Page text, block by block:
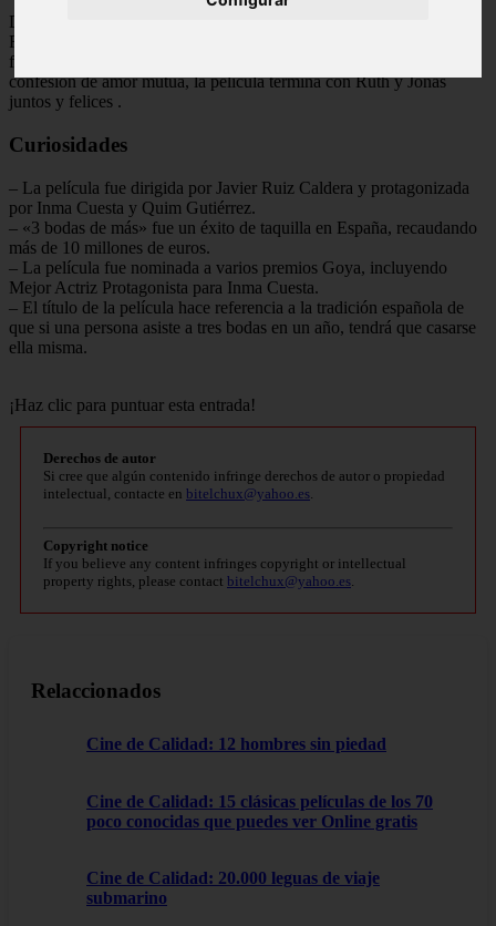
Después de una serie de situaciones cómicas y enredos amorosos,
Ruth finalmente se da cuenta de que el amor de su vida ha estado
frente a ella todo el tiempo: su mejor amigo, Jonás. Después de una
confesión de amor mutua, la película termina con Ruth y Jonás
juntos y felices .
Curiosidades
– La película fue dirigida por Javier Ruiz Caldera y protagonizada
por Inma Cuesta y Quim Gutiérrez.
– «3 bodas de más» fue un éxito de taquilla en España, recaudando
más de 10 millones de euros.
– La película fue nominada a varios premios Goya, incluyendo
Mejor Actriz Protagonista para Inma Cuesta.
– El título de la película hace referencia a la tradición española de
que si una persona asiste a tres bodas en un año, tendrá que casarse
ella misma.
¡Haz clic para puntuar esta entrada!
Derechos de autor
Si cree que algún contenido infringe derechos de autor o propiedad
intelectual, contacte en bitelchux@yahoo.es
Copyright notice
If you believe any content infringes copyright or intellectual
property rights, please contact bitelchux@yahoo.es
Relaccionados
Cine de Calidad: 12 hombres sin piedad
Cine de Calidad: 15 clásicas películas de los 70
poco conocidas que puedes ver Online gratis
Cine de Calidad: 20.000 leguas de viaje
submarino